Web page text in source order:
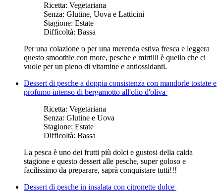
Ricetta: Vegetariana
Senza: Glutine, Uova e Latticini
Stagione: Estate
Difficoltà: Bassa
Per una colazione o per una merenda estiva fresca e leggera
questo smoothie con more, pesche e mirtilli è quello che ci
vuole per un pieno di vitamine e antiossidanti.
Dessert di pesche a doppia consistenza con mandorle tostate e
profumo intenso di bergamotto all'olio d'oliva
Ricetta: Vegetariana
Senza: Glutine e Uova
Stagione: Estate
Difficoltà: Bassa
La pesca è uno dei frutti più dolci e gustosi della calda
stagione e questo dessert alle pesche, super goloso e
facilissimo da preparare, saprà conquistare tutti!!!
Dessert di pesche in insalata con citronette dolce